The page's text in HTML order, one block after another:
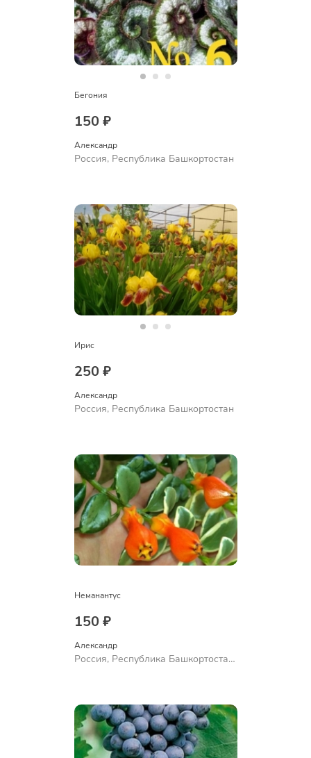
Бегония
150 ₽
Александр
Россия, Республика Башкортостан
Ирис
250 ₽
Александр
Россия, Республика Башкортостан
Неманантус
150 ₽
Александр
Россия, Республика Башкортостан,